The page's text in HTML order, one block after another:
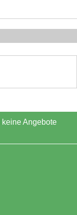
keine Angebote